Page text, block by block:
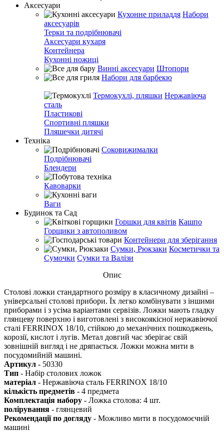
Аксесуари
Кухонне приладдя Набори
аксесуарів
Терки та подрібнювачі
Аксесуари кухаря
Контейнера
Кухонні ножиці
Винні аксесуари Штопори
Набори для барбекю
Термокухлі, пляшки Нержавіюча
сталь
Пластикові
Спортивні пляшки
Пляшечки дитячі
Техніка
Соковижималки
Подрібнювачі
Блендери
Кавоварки
Ваги
Будинок та Сад
Горшки для квітів Кашпо
Горщики з автополивом
Контейнери для зберігання
Сумки, Рюкзаки Косметички та
Сумочки Сумки та Валізи
Опис
Столові ложки стандартного розміру в класичному дизайні –
універсальні столові прибори. Їх легко комбінувати з іншими
приборами і з усіма варіантами сервізів. Ложки мають гладку
глянцеву поверхню і виготовлені з високоякісної нержавіючої
сталі FERRINOX 18/10, стійкою до механічних пошкоджень,
корозії, кислот і лугів. Метал довгий час зберігає свій
зовнішній вигляд і не дряпається. Ложки можна мити в
посудомийній машині.
Артикул - 50330
Тип - Набір столових ложок
матеріал - Нержавіюча сталь FERRINOX 18/10
кількість предметів - 4 предмета
Комплектація набору - Ложка столова: 4 шт.
полірування - глянцевий
Рекомендації по догляду - Можливо мити в посудомоєчній
машині